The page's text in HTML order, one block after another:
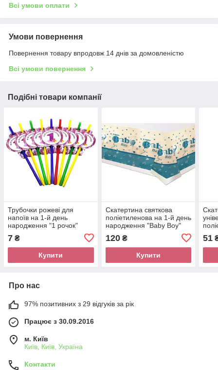
Всі умови оплати
Умови повернення
Повернення товару впродовж 14 днів за домовленістю
Всі умови повернення
Подібні товари компанії
Трубочки рожеві для
напоїв на 1-й день
народження "1 рочок"
7 ₴
Купити
Скатертина святкова
поліетиленова на 1-й день
народження "Baby Boy"
120₴
Купити
51
Про нас
97% позитивних з 29 відгуків за рік
Працює з 30.09.2016
м. Київ
Київ, Київ, Україна
Контакти